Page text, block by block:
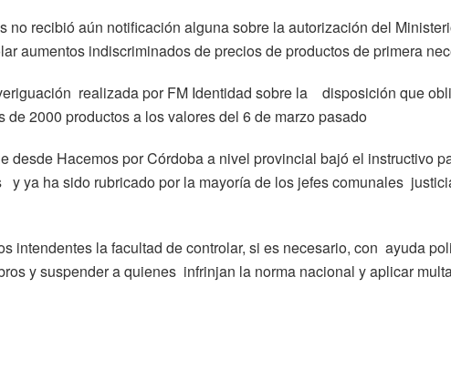
no recibió aún notificación alguna sobre la autorización del
aumentos indiscriminados de precios de productos de primera
realizada por FM Identidad sobre la disposición que
de 2000 productos a los valores del 6 de marzo pasado
desde Hacemos por Córdoba a nivel provincial bajó el instructivo
y ya ha sido rubricado por la mayoría de los jefes comunales
intendentes la facultad de controlar, si es necesario, con ayuda
y suspender a quienes infrinjan la norma nacional y aplicar